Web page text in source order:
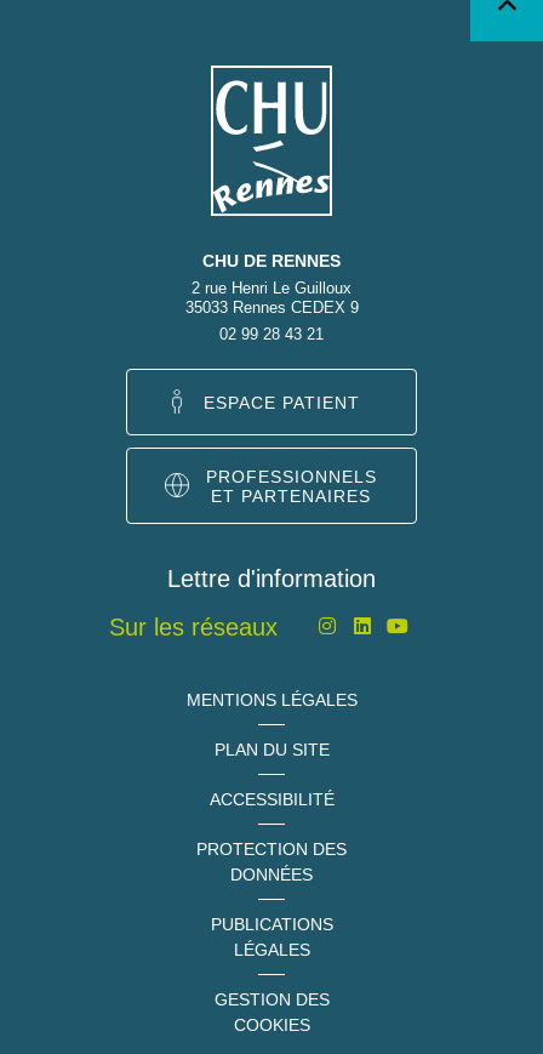
CHU DE RENNES
2 rue Henri Le Guilloux
35033 Rennes CEDEX 9
02 99 28 43 21
ESPACE PATIENT
PROFESSIONNELS
ET PARTENAIRES
Lettre d'information
Sur les réseaux
MENTIONS LÉGALES
PLAN DU SITE
ACCESSIBILITÉ
PROTECTION DES
DONNÉES
PUBLICATIONS
LÉGALES
GESTION DES
COOKIES